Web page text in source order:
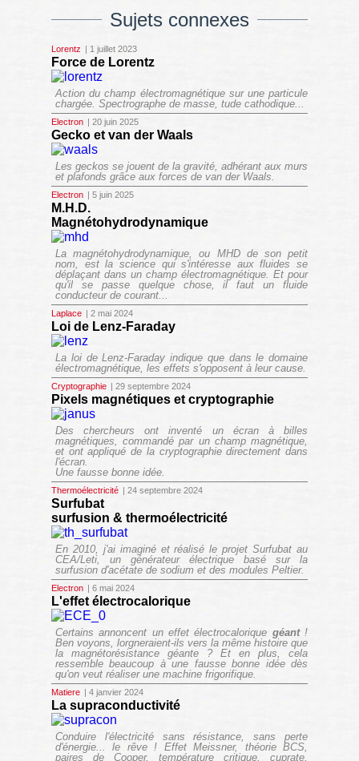
Sujets connexes
Lorentz | 1 juillet 2023
Force de Lorentz
Action du champ électromagnétique sur une particule
chargée. Spectrographe de masse, tude cathodique...
Electron | 20 juin 2025
Gecko et van der Waals
Les geckos se jouent de la gravité, adhérant aux murs
et plafonds grâce aux forces de van der Waals.
Electron | 5 juin 2025
M.H.D.
Magnétohydrodynamique
La magnétohydrodynamique, ou MHD de son petit
nom, est la science qui s'intéresse aux fluides se
déplaçant dans un champ électromagnétique. Et pour
qu'il se passe quelque chose, il faut un fluide
conducteur de courant...
Laplace | 2 mai 2024
Loi de Lenz-Faraday
La loi de Lenz-Faraday indique que dans le domaine
électromagnétique, les effets s'opposent à leur cause.
Cryptographie | 29 septembre 2024
Pixels magnétiques et cryptographie
Des chercheurs ont inventé un écran à billes
magnétiques, commandé par un champ magnétique,
et ont appliqué de la cryptographie directement dans
l'écran.
Une fausse bonne idée.
Thermoélectricité | 24 septembre 2024
Surfubat
surfusion & thermoélectricité
En 2010, j'ai imaginé et réalisé le projet Surfubat au
CEA/Leti, un générateur électrique basé sur la
surfusion d'acétate de sodium et des modules Peltier.
Electron | 6 mai 2024
L'effet électrocalorique
Certains annoncent un effet électrocalorique géant!
Ben voyons, lorgneraient-ils vers la même histoire que
la magnétorésistance géante ? Et en plus, cela
ressemble beaucoup à une fausse bonne idée dès
qu'on veut réaliser une machine frigorifique.
Matiere | 4 janvier 2024
La supraconductivité
Conduire l'électricité sans résistance, sans perte
d'énergie... le rêve ! Effet Meissner, théorie BCS,
paires de Cooper, température critique, cuprate,